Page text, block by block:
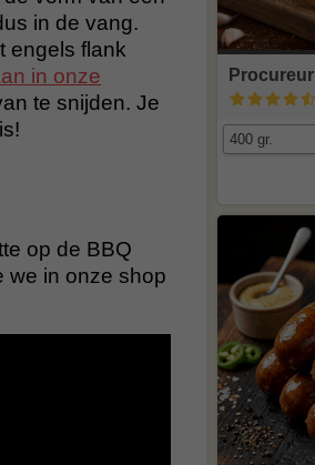
in de vang.
engels flank
in onze
te snijden. Je
op de BBQ
we in onze shop
Procureur